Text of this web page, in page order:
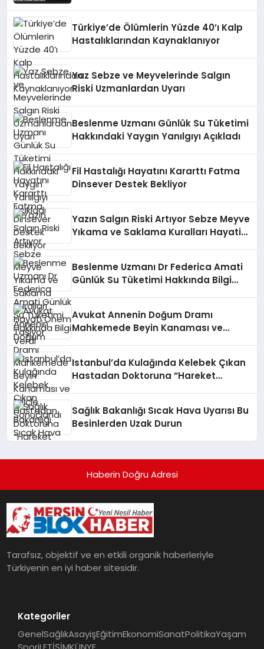
Türkiye’de Ölümlerin Yüzde 40’ı Kalp
Hastalıklarından Kaynaklanıyor
Yaz Sebze ve Meyvelerinde Salgın
Riski Uzmanlardan Uyarı
Beslenme Uzmanı Günlük Su Tüketimi
Hakkındaki Yaygın Yanılgıyı Açıkladı
Fil Hastalığı Hayatını Kararttı Fatma
Dinsever Destek Bekliyor
Yazın Salgın Riski Artıyor Sebze Meyve
Yıkama ve Saklama Kuralları Hayati
Beslenme Uzmanı Dr Federica Amati
Günlük Su Tüketimi Hakkında Bilgi
Avukat Annenin Doğum Dramı
Mahkemede Beyin Kanaması ve
Istanbul’da Kulağında Kelebek Çıkan
Hastadan Doktoruna “Hareket
Sağlık Bakanlığı Sıcak Hava Uyarısı Bu
Besinlerden Uzak Durun
Haberin Doğru Adresi
Tarafsız, objektif ve en etkili organik haberleriyle
Türkiyenin en iyi haber sitesidir.
Kategoriler
GenelSağlıkAsayişEğitimEkonomiSanatPolitikaYaşam